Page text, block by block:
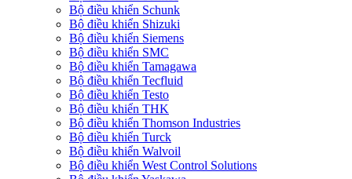
Bộ điều khiển Schunk
Bộ điều khiển Shizuki
Bộ điều khiển Siemens
Bộ điều khiển SMC
Bộ điều khiển Tamagawa
Bộ điều khiển Tecfluid
Bộ điều khiển Testo
Bộ điều khiển THK
Bộ điều khiển Thomson Industries
Bộ điều khiển Turck
Bộ điều khiển Walvoil
Bộ điều khiển West Control Solutions